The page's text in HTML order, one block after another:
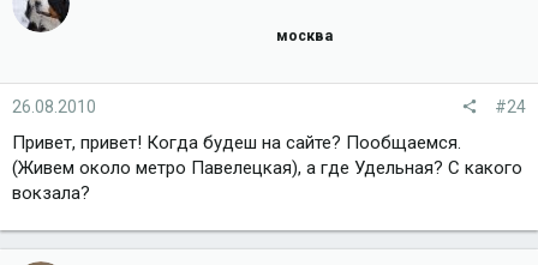
москва
26.08.2010 #24
Привет, привет! Когда будеш на сайте? Пообщаемся.
(Живем около метро Павелецкая), а где Удельная? С какого
вокзала?